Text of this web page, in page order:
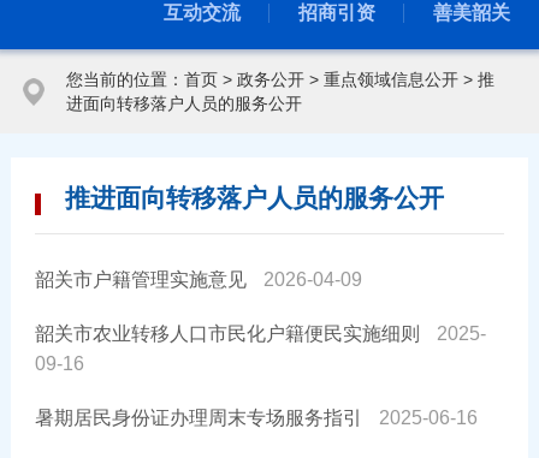
互动交流 招商引资 善美韶关
您当前的位置： 首页> 政务公开> 重点领域信息公开> 推
进面向转移落户人员的服务公开
推进面向转移落户人员的服务公开
韶关市户籍管理实施意见 2026-04-09
韶关市农业转移人口市民化户籍便民实施细则
2025-
09-16
暑期居民身份证办理周末专场服务指引 2025-06-16